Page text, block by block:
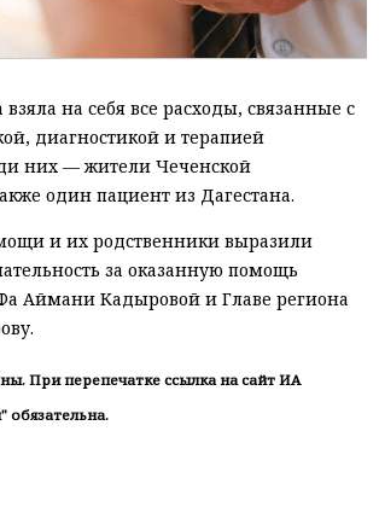
на себя все расходы, связанные с
диагностикой и терапией
них — жители Чеченской
один пациент из Дагестана.
и их родственники выразили
за оказанную помощь
Аймани Кадыровой и Главе региона
При перепечатке ссылка на сайт ИА